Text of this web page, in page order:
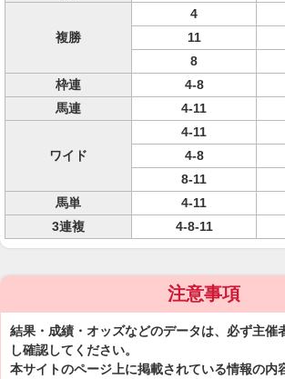
複勝
4
11
8
枠連
4-8
馬連
4-11
ワイド
4-11
4-8
8-11
馬単
4-11
3連複
4-8-11
注意事項
結果・成績・オッズなどのデータは、必ず主催
し確認してください。
本サイトのページ上に掲載されている情報の内